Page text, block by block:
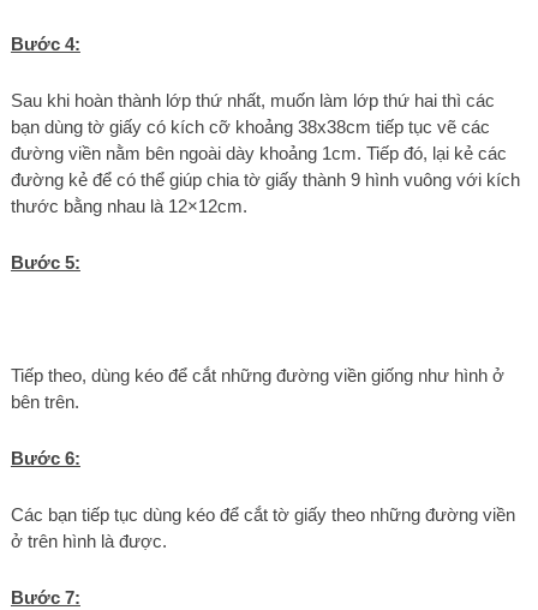
Bước 4:
Sau khi hoàn thành lớp thứ nhất, muốn làm lớp thứ hai thì các
bạn dùng tờ giấy có kích cỡ khoảng 38x38cm tiếp tục vẽ các
đường viền nằm bên ngoài dày khoảng 1cm. Tiếp đó, lại kẻ các
đường kẻ để có thể giúp chia tờ giấy thành 9 hình vuông với kích
thước bằng nhau là 12×12cm.
Bước 5:
Tiếp theo, dùng kéo để cắt những đường viền giống như hình ở
bên trên.
Bước 6:
Các bạn tiếp tục dùng kéo để cắt tờ giấy theo những đường viền
ở trên hình là được.
Bước 7: